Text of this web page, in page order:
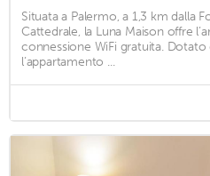
Situata a Palermo, a 1,3 km dalla
Cattedrale, la Luna Maison offre
connessione WiFi gratuita.
l’appartamento ...